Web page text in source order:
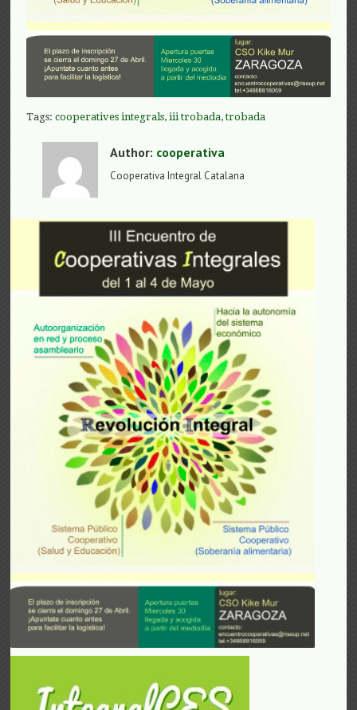
Tags:cooperatives integrals,iii trobada,trobada
Author: cooperativa
Cooperativa Integral Catalana